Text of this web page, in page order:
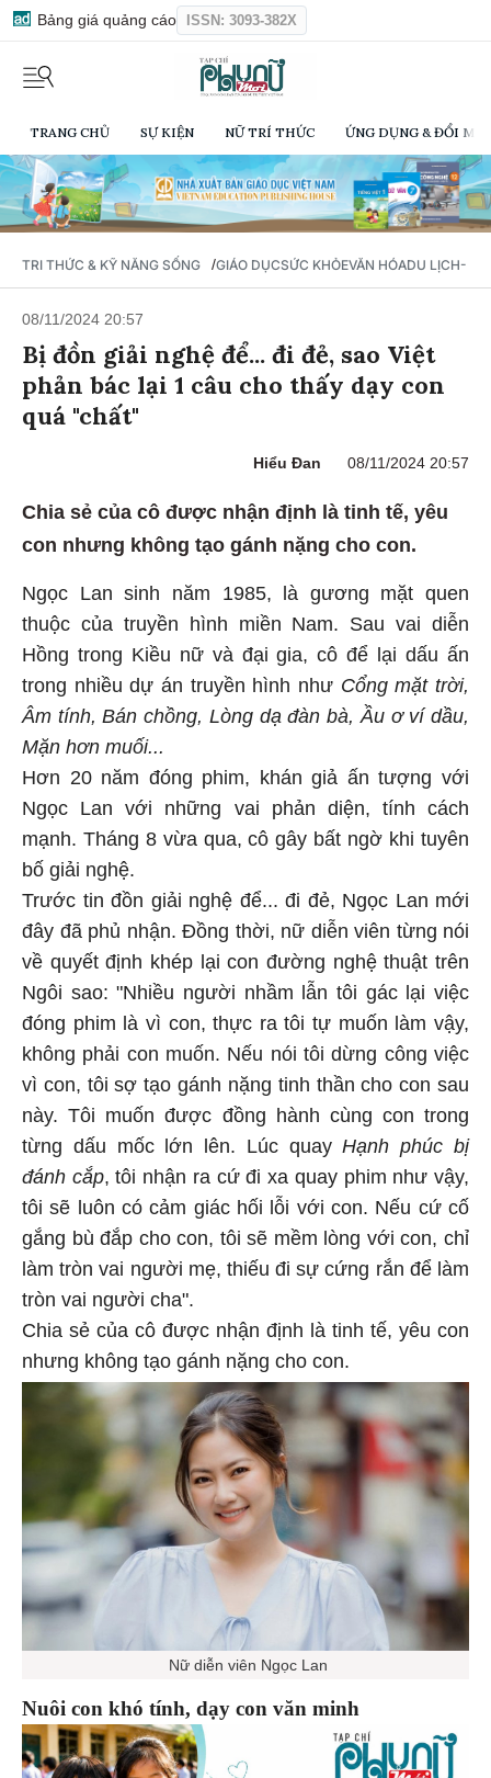
Bảng giá quảng cáo ISSN: 3093-382X
TRANG CHỦ SỰ KIỆN NỮ TRÍ THỨC ỨNG DỤNG & ĐỔI
TRI THỨC & KỸ NĂNG SỐNG /GIÁO DỤCSỨC KHỎEVĂN HÓADU LỊCH-
08/11/2024 20:57
Bị đồn giải nghệ để... đi đẻ, sao Việt
phản bác lại 1 câu cho thấy dạy con
quá "chất"
Hiểu Đan 08/11/2024 20:57
Chia sẻ của cô được nhận định là tinh tế, yêu
con nhưng không tạo gánh nặng cho con.
Ngọc Lan sinh năm 1985, là gương mặt quen
thuộc của truyền hình miền Nam. Sau vai diễn
Hồng trong Kiều nữ và đại gia, cô để lại dấu ấn
trong nhiều dự án truyền hình như Cổng mặt trời,
Âm tính, Bán chồng, Lòng dạ đàn bà, Ầu ơ ví dầu,
Mặn hơn muối...
Hơn 20 năm đóng phim, khán giả ấn tượng với
Ngọc Lan với những vai phản diện, tính cách
mạnh. Tháng 8 vừa qua, cô gây bất ngờ khi tuyên
bố giải nghệ.
Trước tin đồn giải nghệ để... đi đẻ, Ngọc Lan mới
đây đã phủ nhận. Đồng thời, nữ diễn viên từng nói
về quyết định khép lại con đường nghệ thuật trên
Ngôi sao: "Nhiều người nhầm lẫn tôi gác lại việc
đóng phim là vì con, thực ra tôi tự muốn làm vậy,
không phải con muốn. Nếu nói tôi dừng công việc
vì con, tôi sợ tạo gánh nặng tinh thần cho con sau
này. Tôi muốn được đồng hành cùng con trong
từng dấu mốc lớn lên. Lúc quayHạnh phúc bị
đánh cắp, tôi nhận ra cứ đi xa quay phim như vậy,
tôi sẽ luôn có cảm giác hối lỗi với con. Nếu cứ cố
gắng bù đắp cho con, tôi sẽ mềm lòng với con, chỉ
làm tròn vai người mẹ, thiếu đi sự cứng rắn để làm
tròn vai người cha".
Chia sẻ của cô được nhận định là tinh tế, yêu con
nhưng không tạo gánh nặng cho con.
Nữ diễn viên Ngọc Lan
Nuôi con khó tính, dạy con văn minh